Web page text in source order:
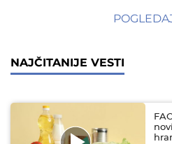
NAJČITANIJE VESTI